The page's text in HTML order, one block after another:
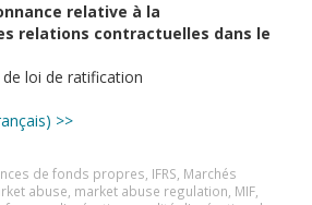
relative à la
relations contractuelles dans le
loi de ratification
>>
de fonds propres IFRS Marchés
abuse market abuse regulation MIF